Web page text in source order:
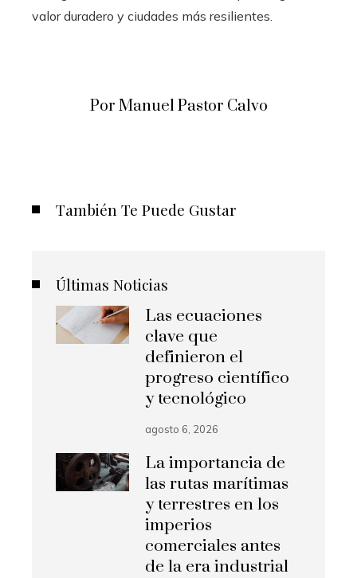
valor duradero y ciudades más resilientes.
Por Manuel Pastor Calvo
También Te Puede Gustar
Últimas Noticias
Las ecuaciones
clave que
definieron el
progreso científico
y tecnológico
agosto 6, 2026
La importancia de
las rutas marítimas
y terrestres en los
imperios
comerciales antes
de la era industrial